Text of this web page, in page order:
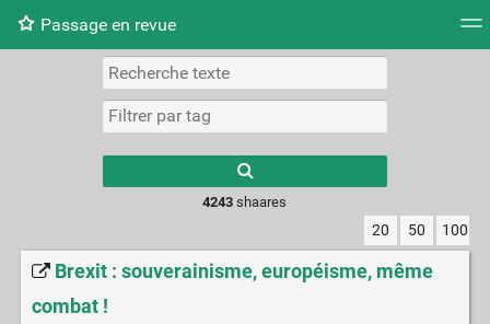
Passage en revue
Nuage de tags Mur d'images
4243 shaares
20 50 100
Brexit : souverainisme, européisme, même
combat !